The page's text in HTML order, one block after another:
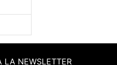
LA NEWSLETTER